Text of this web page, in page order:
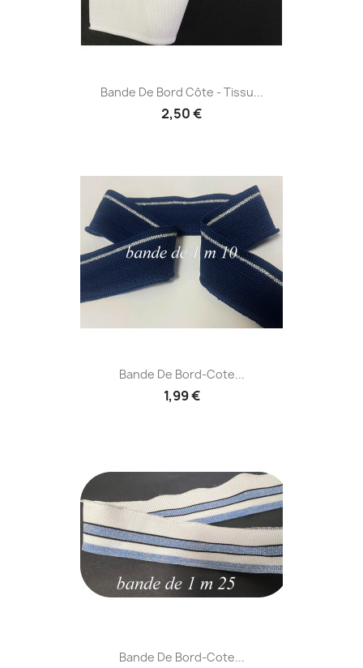
Bande De Bord Côte - Tissu...
2,50 €
Bande De Bord-Cote...
1,99 €
Bande De Bord-Cote...